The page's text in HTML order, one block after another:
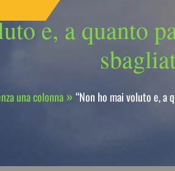
e, a quanto
una colonna “Non ho mai voluto e, a